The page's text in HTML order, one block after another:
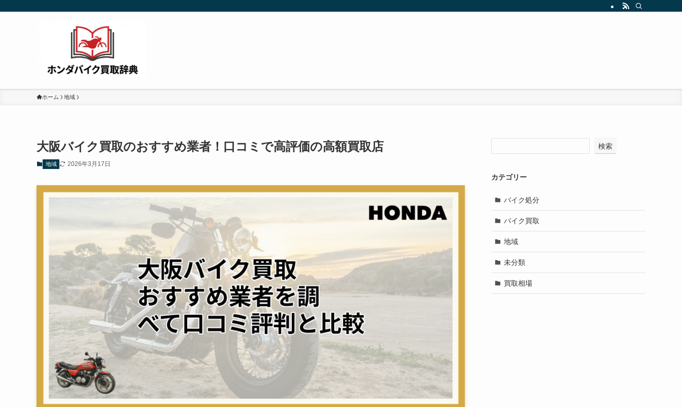
ホーム 地域
大阪バイク買取のおすすめ業者！口コミで高評価の高額買取店
地域 2026年3月17日
検索
カテゴリー
バイク処分
バイク買取
地域
未分類
買取相場